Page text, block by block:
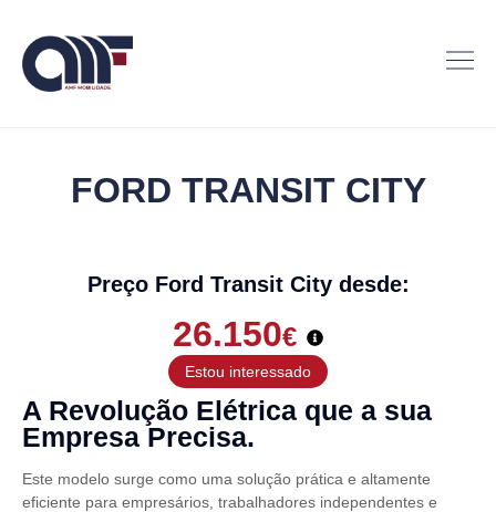
FORD TRANSIT CITY
Preço Ford Transit City desde:
26.150€
Estou interessado
A Revolução Elétrica que a sua
Empresa Precisa.
Este modelo surge como uma solução prática e altamente
eficiente para empresários, trabalhadores independentes e